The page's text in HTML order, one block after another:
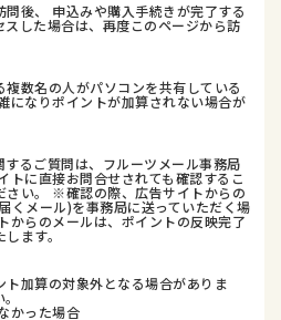
後、 申込みや購入手続きが完了する
した場合は、再度このページから訪
数名の人がパソコンを共有している
になりポイントが加算されない場合が
るご質問は、フルーツメール事務局
トに直接お問合せされても確認するこ
さい。 ※確認の際、広告サイトからの
くメール)を事務局に送っていただく場
からのメールは、ポイントの反映完了
ます。
加算の対象外となる場合がありま
かった場合